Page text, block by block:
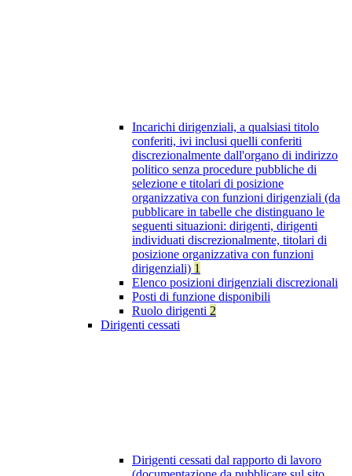
Incarichi dirigenziali, a qualsiasi titolo
conferiti, ivi inclusi quelli conferiti
discrezionalmente dall'organo di indirizzo
politico senza procedure pubbliche di
selezione e titolari di posizione
organizzativa con funzioni dirigenziali (da
pubblicare in tabelle che distinguano le
seguenti situazioni: dirigenti, dirigenti
individuati discrezionalmente, titolari di
posizione organizzativa con funzioni
dirigenziali) 1
Elenco posizioni dirigenziali discrezionali
Posti di funzione disponibili
Ruolo dirigenti 2
Dirigenti cessati
Dirigenti cessati dal rapporto di lavoro